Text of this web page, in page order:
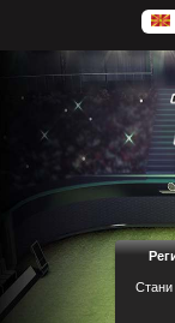
Стани